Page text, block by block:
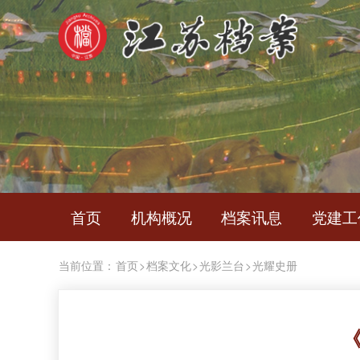
首页 机构概况 档案讯息 党建
当前位置： 首页>档案文化>光影兰台>光耀史册